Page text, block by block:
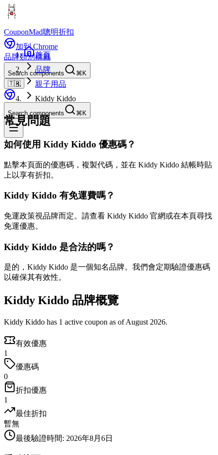
CouponMad聰明折扣
加到 Chrome
品牌類別標籤
Search components
⌘K
🇹🇼
Search components ⌘K
首頁
品牌
親子用品
Kiddy Kiddo
常見問題
如何使用 Kiddy Kiddo 優惠碼？
點擊本頁面的優惠碼，複製代碼，並在 Kiddy Kiddo 結帳時貼
上以享有折扣。
Kiddy Kiddo 有免運費嗎？
免運政策視品牌而定。請查看 Kiddy Kiddo 官網或在本頁尋找
免運優惠。
Kiddy Kiddo 是合法的嗎？
是的，Kiddy Kiddo 是一個知名品牌。我們會定期驗證優惠碼
以確保其有效性。
Kiddy Kiddo 品牌概覽
Kiddy Kiddo has 1 active coupon as of August 2026.
有效優惠
1
優惠碼
0
折扣優惠
1
最佳折扣
暫無
最後驗證時間: 2026年8月6日